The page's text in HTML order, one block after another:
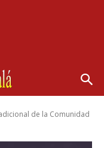
de la Comunidad